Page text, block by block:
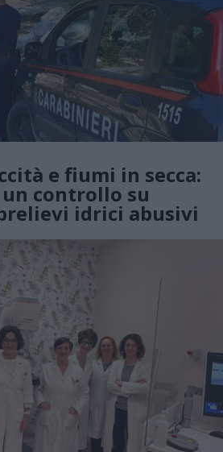
e fiumi in secca:
controllo su
idrici abusivi